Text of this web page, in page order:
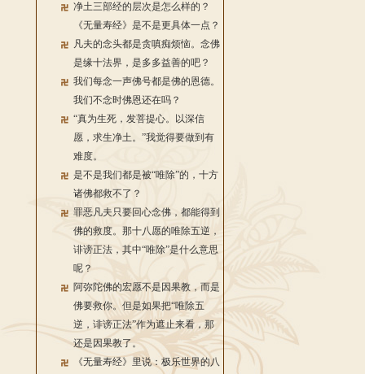
净土三部经的层次是怎么样的？
《无量寿经》是不是更具体一点？
凡夫的念头都是贪嗔痴烦恼。念佛
是缘十法界，是多多益善的吧？
我们每念一声佛号都是佛的恩德。
我们不念时佛恩还在吗？
“真为生死，发菩提心。以深信
愿，求生净土。”我觉得要做到有
难度。
是不是我们都是被“唯除”的，十方
诸佛都救不了？
罪恶凡夫只要回心念佛，都能得到
佛的救度。那十八愿的唯除五逆，
诽谤正法，其中“唯除”是什么意思
呢？
阿弥陀佛的宏愿不是因果教，而是
佛要救你。但是如果把“唯除五
逆，诽谤正法”作为遮止来看，那
还是因果教了。
《无量寿经》里说：极乐世界的八